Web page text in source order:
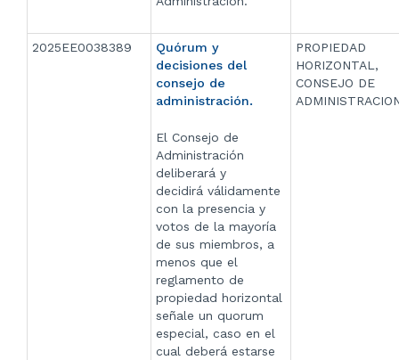
2025EE0038389
Quórum y
decisiones del
consejo de
administración.
El Consejo de
Administración
deliberará y
decidirá válidamente
con la presencia y
votos de la mayoría
de sus miembros, a
menos que el
reglamento de
propiedad horizontal
señale un quorum
especial, caso en el
cual deberá estarse
PROPIEDAD
HORIZONTAL,
CONSEJO DE